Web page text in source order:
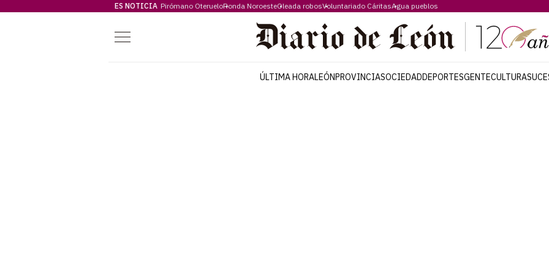
ES NOTICIA Pirómano OterueloRonda NoroesteOleada robosVoluntariado CáritasAgua pueblos
Menú
ÚLTIMA HORALEÓNPROVINCIASOCIEDADDEPORTESGENTECULTURA